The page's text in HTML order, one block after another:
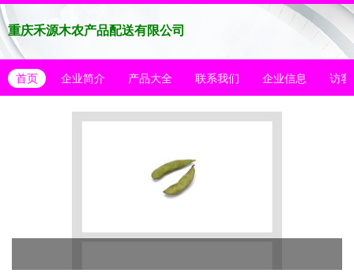
重庆禾源木农产品配送有限公司
首页 企业简介 产品大全 联系我们 企业信息 访客